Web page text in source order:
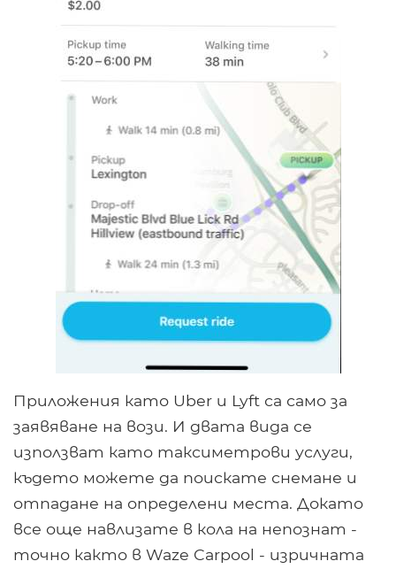
Приложения като Uber и Lyft са само за
заявяване на вози. И двата вида се
използват като таксиметрови услуги,
където можете да поискате снемане и
отпадане на определени места. Докато
все още навлизате в кола на непознат -
точно както в Waze Carpool - изричната